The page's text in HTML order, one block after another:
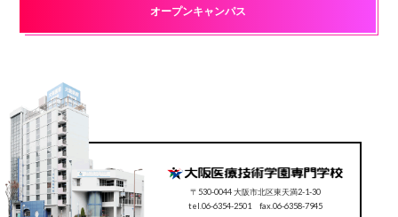
オープンキャンパス
〒530-0044 大阪市北区東天満2-1-30
tel.06-6354-2501 fax.06-6358-7945